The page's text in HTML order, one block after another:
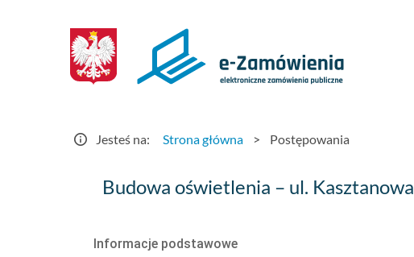
Postępowania
Jesteś na: Strona główna > Postępowania
Budowa
Budowa oświetlenia – ul.
Informacje podstawowe